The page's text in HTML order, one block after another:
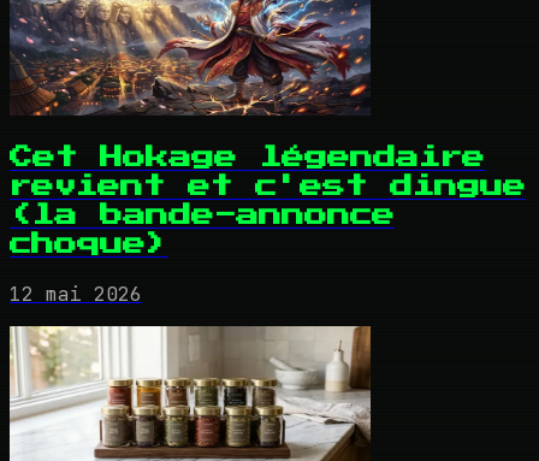
Cet Hokage légendaire
revient et c'est dingue
(la bande-annonce
choque)
12 mai 2026